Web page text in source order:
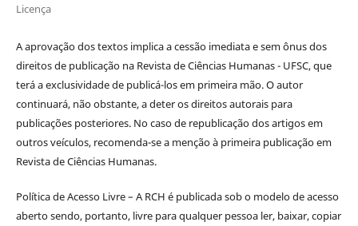
Licença
A aprovação dos textos implica a cessão imediata e sem ônus dos
direitos de publicação na Revista de Ciências Humanas - UFSC, que
terá a exclusividade de publicá-los em primeira mão. O autor
continuará, não obstante, a deter os direitos autorais para
publicações posteriores. No caso de republicação dos artigos em
outros veículos, recomenda-se a menção à primeira publicação em
Revista de Ciências Humanas.
Política de Acesso Livre – A RCH é publicada sob o modelo de acesso
aberto sendo, portanto, livre para qualquer pessoa ler, baixar, copiar